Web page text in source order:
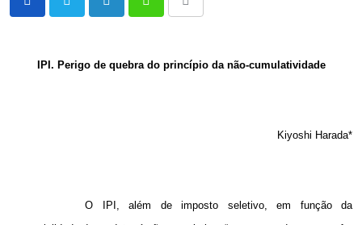
LinkedIn WhatsappShare
Email
IPI. Perigo de quebra do princípio da não-cumulatividade
Kiyoshi Harada*
O IPI, além de imposto seletivo, em função da